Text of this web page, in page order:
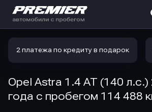
2 платежа по кредиту в подарок
Opel Astra 1.4 AT (140 л.с.)
года с пробегом 114 488